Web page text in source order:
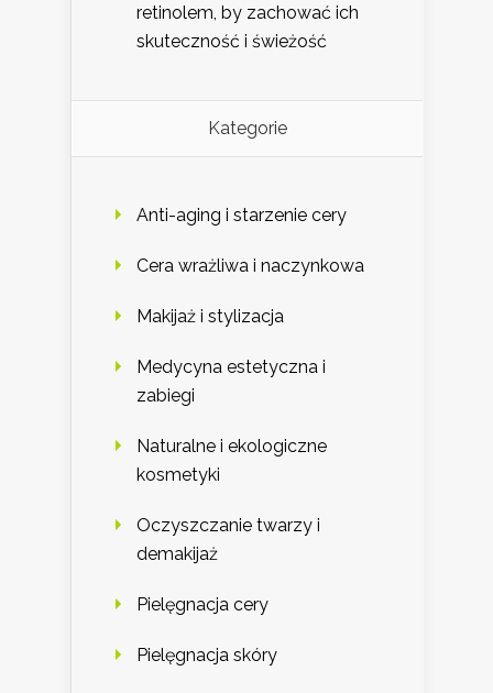
retinolem, by zachować ich
skuteczność i świeżość
Kategorie
Anti-aging i starzenie cery
Cera wrażliwa i naczynkowa
Makijaż i stylizacja
Medycyna estetyczna i
zabiegi
Naturalne i ekologiczne
kosmetyki
Oczyszczanie twarzy i
demakijaż
Pielęgnacja cery
Pielęgnacja skóry